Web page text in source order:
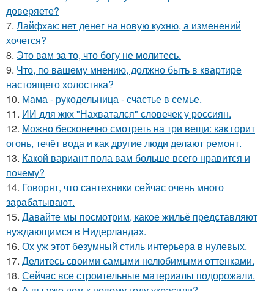
доверяете?
7. Лайфхак: нет денег на новую кухню, а изменений
хочется?
8. Это вам за то, что богу не молитесь.
9. Что, по вашему мнению, должно быть в квартире
настоящего холостяка?
10. Мама - рукодельница - счастье в семье.
11. ИИ для жкх "Нахватался" словечек у россиян.
12. Можно бесконечно смотреть на три вещи: как горит
огонь, течёт вода и как другие люди делают ремонт.
13. Какой вариант пола вам больше всего нравится и
почему?
14. Говорят, что сантехники сейчас очень много
зарабатывают.
15. Давайте мы посмотрим, какое жильё представляют
нуждающимся в Нидерландах.
16. Ох уж этот безумный стиль интерьера в нулевых.
17. Делитесь своими самыми нелюбимыми оттенками.
18. Сейчас все строительные материалы подорожали.